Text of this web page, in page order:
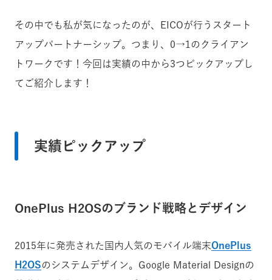
その中でも私が気になったのが、EICOが行うスタート
アップパートナーシップ。つまり、0→1のクライアン
トワークです！今回は実績の中から3つピックアップし
てご紹介します！
実績ピックアップ
OnePlus H2OSのブランド戦略とデザイン
2015年に発売された国内人気のモバイル端末OnePlus
H2OSのシステムデザイン。Google Material Designの